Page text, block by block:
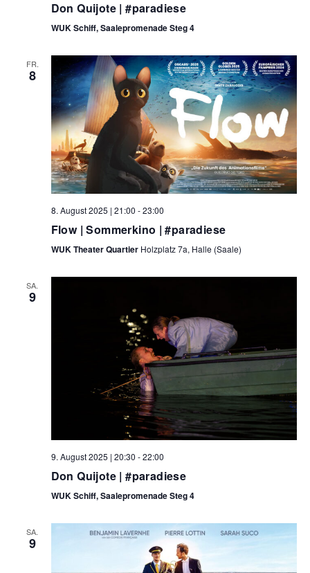
Don Quijote | #paradiese
WUK Schiff, Saalepromenade Steg 4
FR.
8
8. August 2025 | 21:00 -23:00
Flow | Sommerkino | #paradiese
WUK Theater Quartier Holzplatz 7a, Halle (Saale)
SA.
9
9. August 2025 | 20:30 -22:00
Don Quijote | #paradiese
WUK Schiff, Saalepromenade Steg 4
SA.
9